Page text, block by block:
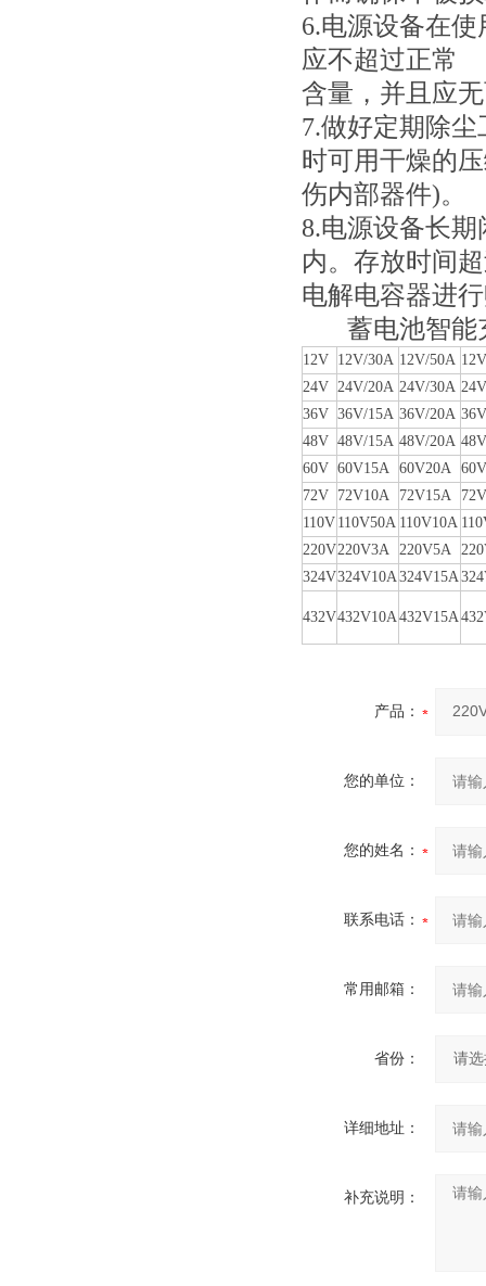
6.电源设备在
应不超过正常
含量，并且应
7.做好定期除
时可用干燥的
伤内部器件)。
8.电源设备长
内。存放时间
电解电容器进
蓄电池智能
12V 12V/30A 12V/50A
24V 24V/20A 24V/30A
36V 36V/15A 36V/20A
48V 48V/15A 48V/20A
60V 60V15A 60V20A
72V 72V10A 72V15A
110V 110V50A 110V10A
220V220V3A 220V5A
324V324V10A324V15A
432V432V10A432V15A
产品：
您的单位：
您的姓名：
联系电话：
常用邮箱：
省份：
详细地址：
补充说明：